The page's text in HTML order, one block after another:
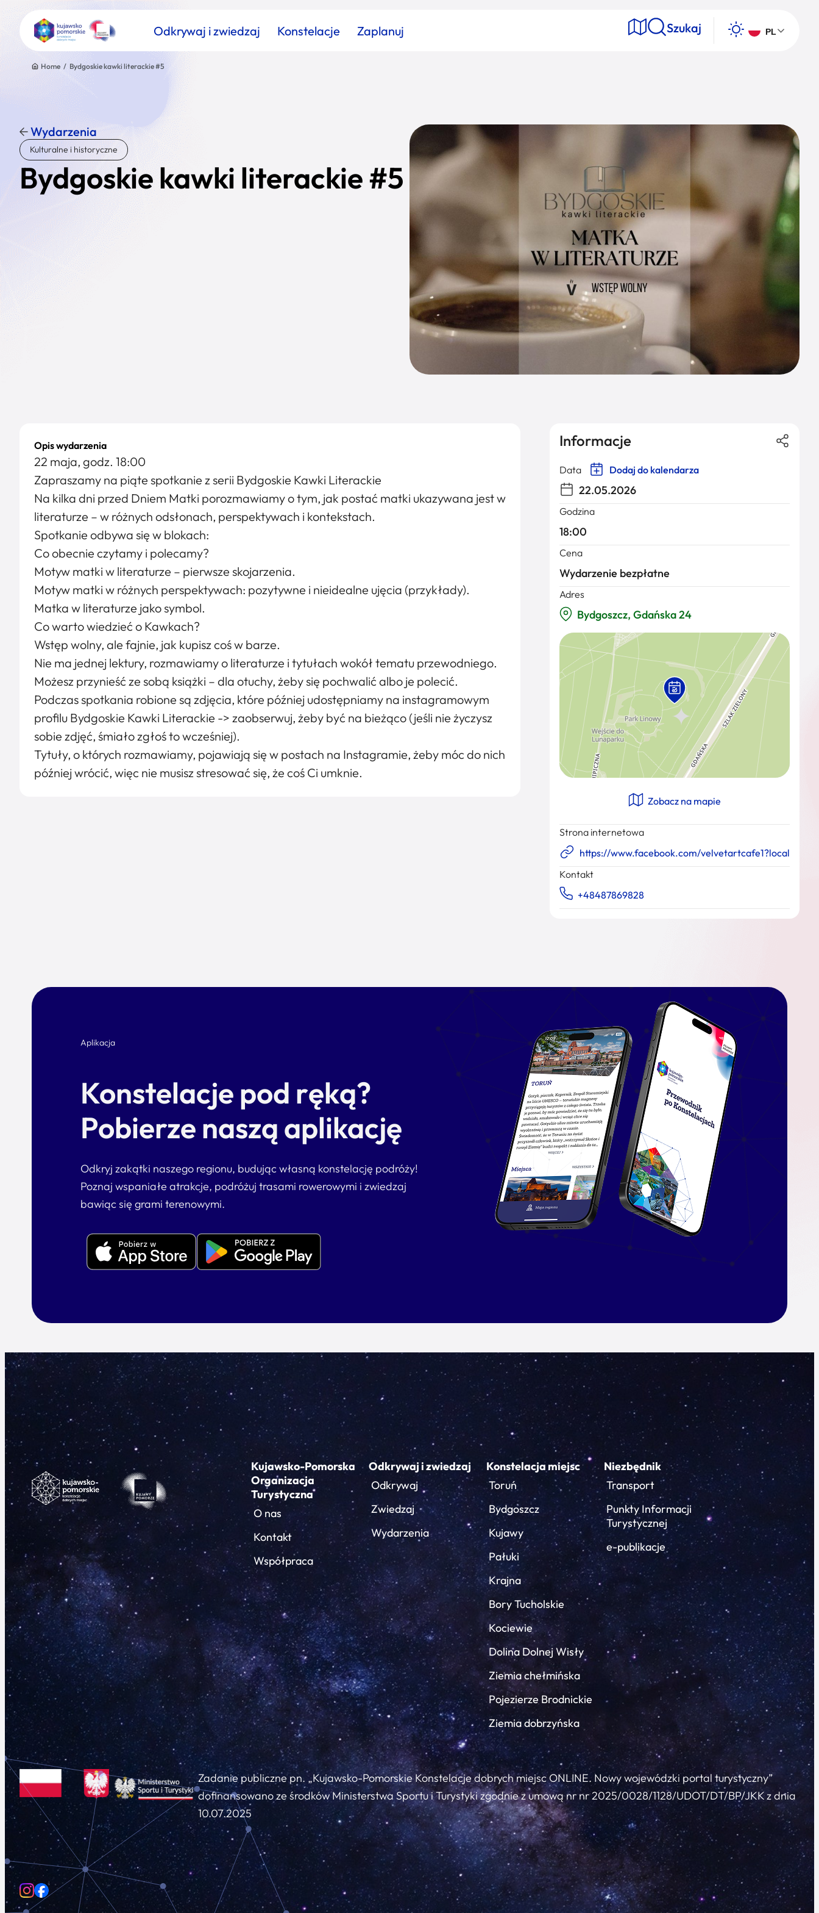
Odkrywaj i zwiedzaj Konstelacje Zaplanuj Szukaj PL
Znajdź atrakcję
Nazwa atrakcji
Home / Bydgoskie kawki literackie #5
Wydarzenia
Kulturalne i historyczne
Bydgoskie kawki literackie #5
Opis wydarzenia
22 maja, godz. 18:00
Zapraszamy na piąte spotkanie z serii Bydgoskie Kawki Literackie
Na kilka dni przed Dniem Matki porozmawiamy o tym, jak postać matki ukazywana jest w
literaturze – w różnych odsłonach, perspektywach i kontekstach.
Spotkanie odbywa się w blokach:
Co obecnie czytamy i polecamy?
Motyw matki w literaturze – pierwsze skojarzenia.
Motyw matki w różnych perspektywach: pozytywne i nieidealne ujęcia (przykłady).
Matka w literaturze jako symbol.
Co warto wiedzieć o Kawkach?
Wstęp wolny, ale fajnie, jak kupisz coś w barze.
Nie ma jednej lektury, rozmawiamy o literaturze i tytułach wokół tematu przewodniego.
Możesz przynieść ze sobą książki – dla otuchy, żeby się pochwalić albo je polecić.
Podczas spotkania robione są zdjęcia, które później udostępniamy na instagramowym
profilu Bydgoskie Kawki Literackie -> zaobserwuj, żeby być na bieżąco (jeśli nie życzysz
sobie zdjęć, śmiało zgłoś to wcześniej).
Tytuły, o których rozmawiamy, pojawiają się w postach na Instagramie, żeby móc do nich
później wrócić, więc nie musisz stresować się, że coś Ci umknie.
Informacje
Data Dodaj do kalendarza
22.05.2026
Godzina
18:00
Cena
Wydarzenie bezpłatne
Adres
Bydgoszcz, Gdańska 24
Zobacz na mapie
Strona internetowa
https://www.facebook.com/
Kontakt
+48487869828
Aplikacja
Konstelacje pod ręką?
Pobierze naszą aplikację
Odkryj zakątki naszego regionu, budując własną konstelację podróży!
Poznaj wspaniałe atrakcje, podróżuj trasami rowerowymi i zwiedzaj
bawiąc się grami terenowymi.
Kujawsko-Pomorska
Organizacja
Turystyczna
O nas
Kontakt
Współpraca
Odkrywaj i zwiedzaj
Odkrywaj
Zwiedzaj
Wydarzenia
Konstelacja miejsc
Toruń
Bydgoszcz
Kujawy
Pałuki
Krajna
Bory Tucholskie
Kociewie
Dolina Dolnej Wisły
Ziemia chełmińska
Pojezierze Brodnickie
Ziemia dobrzyńska
Niezbędnik
Transport
Punkty Informacji
Turystycznej
e-publikacje
Zadanie publiczne pn. „Kujawsko-Pomorskie Konstelacje dobrych miejsc ONLINE. Nowy wojewódzki portal turystyczny”
dofinansowano ze środków Ministerstwa Sportu i Turystyki zgodnie z umową nr nr 2025/0028/1128/UDOT/DT/BP/JKK z dnia
10.07.2025